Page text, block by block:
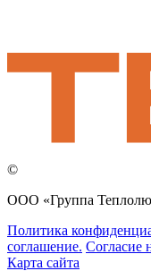
©
ООО «Группа
Политика
соглашение. Согласие
Карта сайта